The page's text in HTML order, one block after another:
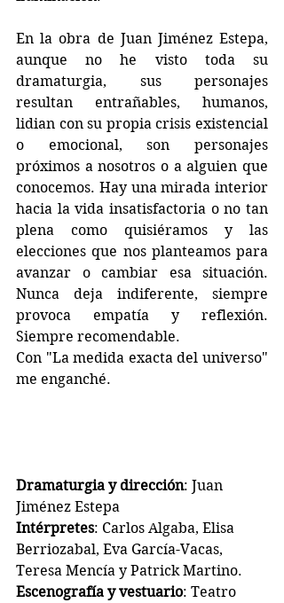
En la obra de Juan Jiménez Estepa,
aunque no he visto toda su
dramaturgia, sus personajes
resultan entrañables, humanos,
lidian con su propia crisis existencial
o emocional, son personajes
próximos a nosotros o a alguien que
conocemos. Hay una mirada interior
hacia la vida insatisfactoria o no tan
plena como quisiéramos y las
elecciones que nos planteamos para
avanzar o cambiar esa situación.
Nunca deja indiferente, siempre
provoca empatía y reflexión.
Siempre recomendable.
Con "La medida exacta del universo"
me enganché.
Dramaturgia y dirección: Juan
Jiménez Estepa
Intérpretes: Carlos Algaba, Elisa
Berriozabal, Eva García-Vacas,
Teresa Mencía y Patrick Martino.
Escenografía y vestuario: Teatro